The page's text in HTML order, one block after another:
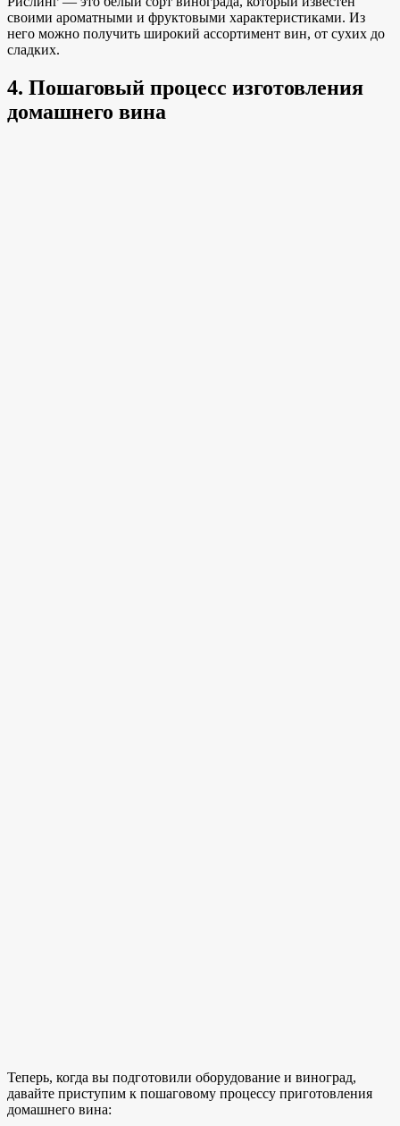
своими ароматными и фруктовыми характеристиками. Из
него можно получить широкий ассортимент вин, от сухих до
сладких.
4. Пошаговый процесс изготовления
домашнего вина
Теперь, когда вы подготовили оборудование и виноград,
давайте приступим к пошаговому процессу приготовления
домашнего вина: